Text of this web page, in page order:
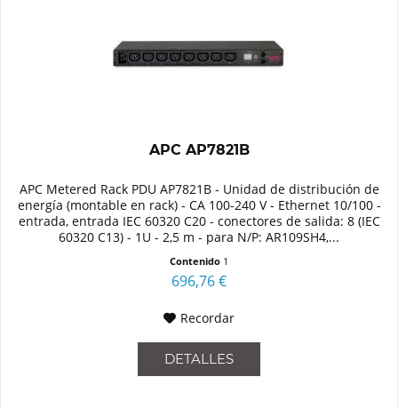
APC AP7821B
APC Metered Rack PDU AP7821B - Unidad de distribución de
energía (montable en rack) - CA 100-240 V - Ethernet 10/100 -
entrada, entrada IEC 60320 C20 - conectores de salida: 8 (IEC
60320 C13) - 1U - 2,5 m - para N/P: AR109SH4,...
Contenido 1
696,76 €
Recordar
DETALLES